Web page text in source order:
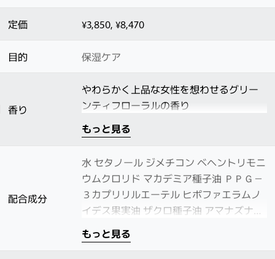
定価 ¥3,850, ¥8,470
目的 保湿ケア
香り
やわらかく上品な女性を想わせるグリー
ンティフローラルの香り
もっと見る
配合成分
水 セタノール ジメチコン ベヘントリモニ
ウムクロリド マカデミア種子油 ＰＰＧ－
３カプリリルエーテル ヒポファエラムノ
イデス果実油 ザクロ種子油 アマナズナ種
子油 リンゴ酸ジイソステアリル パルマロ
ーザ油 オレンジ油 ローズマリー葉油 ラベ
もっと見る